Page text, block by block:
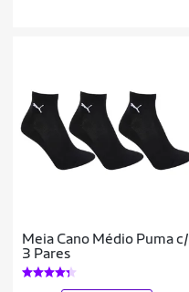
Meia Cano Médio Puma c/
3 Pares